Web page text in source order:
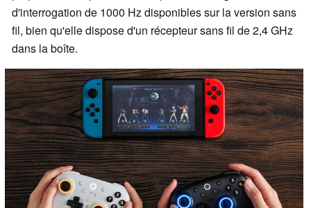
d'interrogation de 1000 Hz disponibles sur la version sans
fil, bien qu'elle dispose d'un récepteur sans fil de 2,4 GHz
dans la boîte.